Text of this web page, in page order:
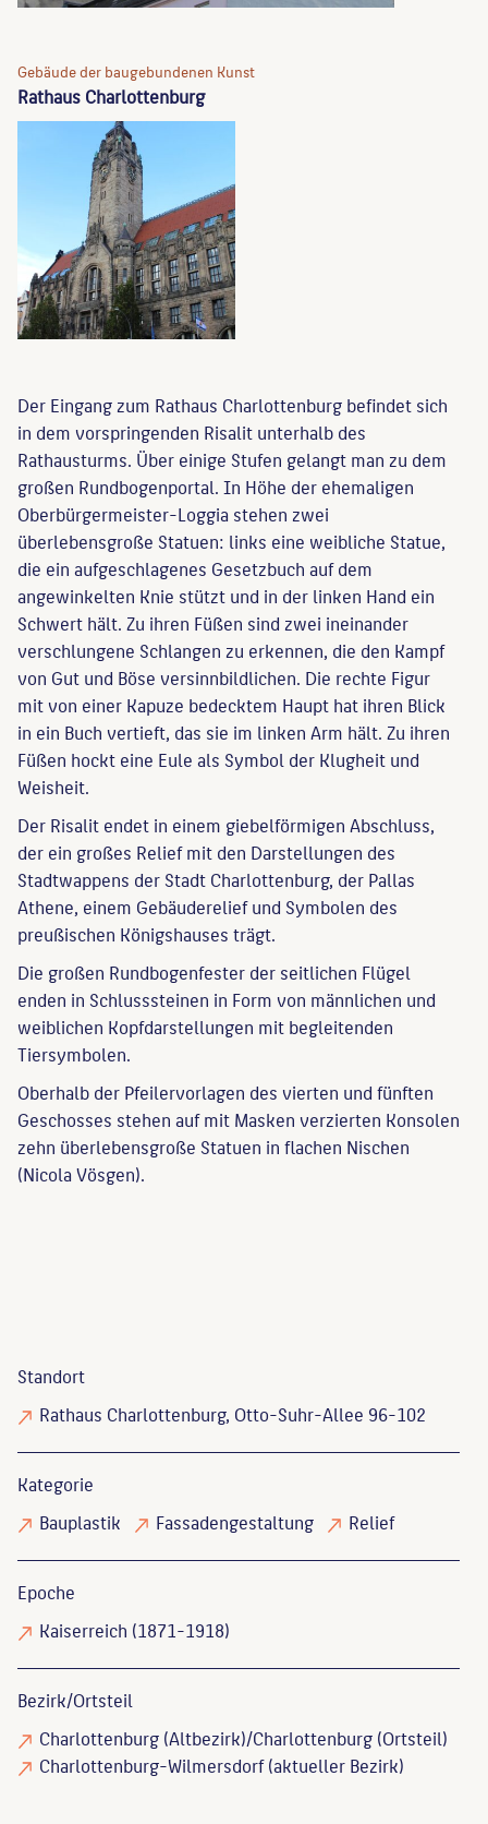
Gebäude der baugebundenen Kunst
Rathaus Charlottenburg
Der Eingang zum Rathaus Charlottenburg befindet sich
in dem vorspringenden Risalit unterhalb des
Rathausturms. Über einige Stufen gelangt man zu dem
großen Rundbogenportal. In Höhe der ehemaligen
Oberbürgermeister-Loggia stehen zwei
überlebensgroße Statuen: links eine weibliche Statue,
die ein aufgeschlagenes Gesetzbuch auf dem
angewinkelten Knie stützt und in der linken Hand ein
Schwert hält. Zu ihren Füßen sind zwei ineinander
verschlungene Schlangen zu erkennen, die den Kampf
von Gut und Böse versinnbildlichen. Die rechte Figur
mit von einer Kapuze bedecktem Haupt hat ihren Blick
in ein Buch vertieft, das sie im linken Arm hält. Zu ihren
Füßen hockt eine Eule als Symbol der Klugheit und
Weisheit.
Der Risalit endet in einem giebelförmigen Abschluss,
der ein großes Relief mit den Darstellungen des
Stadtwappens der Stadt Charlottenburg, der Pallas
Athene, einem Gebäuderelief und Symbolen des
preußischen Königshauses trägt.
Die großen Rundbogenfester der seitlichen Flügel
enden in Schlusssteinen in Form von männlichen und
weiblichen Kopfdarstellungen mit begleitenden
Tiersymbolen.
Oberhalb der Pfeilervorlagen des vierten und fünften
Geschosses stehen auf mit Masken verzierten Konsolen
zehn überlebensgroße Statuen in flachen Nischen
(Nicola Vösgen).
Standort
Rathaus Charlottenburg, Otto-Suhr-Allee 96-102
Kategorie
Bauplastik
Fassadengestaltung Relief
Epoche
Kaiserreich (1871-1918)
Bezirk/Ortsteil
Charlottenburg (Altbezirk)/Charlottenburg (Ortsteil)
Charlottenburg-Wilmersdorf (aktueller Bezirk)